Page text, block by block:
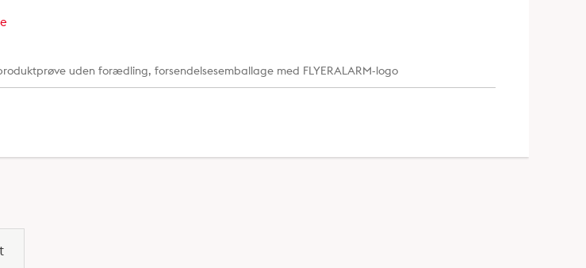
uden forædling, forsendelsesemballage med FLYERALARM-logo